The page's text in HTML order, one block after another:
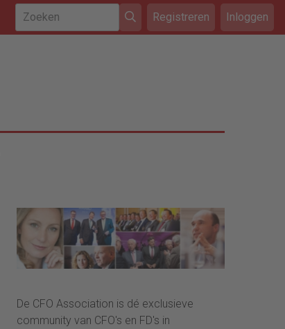
Registreren Inloggen
De CFO Association is dé exclusieve
community van CFO's en FD's in